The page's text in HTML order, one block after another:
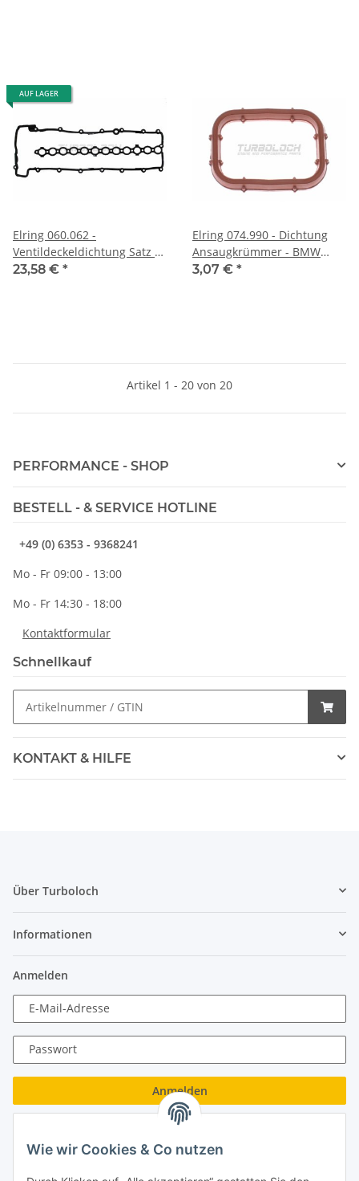
AUF LAGER
Elring 060.062 -
Ventildeckeldichtung Satz -
BMW M57 (2.5 3.0d) Land
23,58 € *
Elring 074.990 - Dichtung
Ansaugkrümmer - BMW
M47 M57 (4/6-Zylinder
3,07 € *
Artikel 1 - 20 von 20
PERFORMANCE - SHOP
BESTELL - & SERVICE HOTLINE
+49 (0) 6353 - 9368241
Mo - Fr 09:00 - 13:00
Mo - Fr 14:30 - 18:00
Kontaktformular
Schnellkauf
KONTAKT & HILFE
Über Turboloch
Informationen
Anmelden
E-Mail-Adresse
Passwort
Anmelden
Neu hier?Jetzt registrieren!
Wie wir Cookies & Co nutzen